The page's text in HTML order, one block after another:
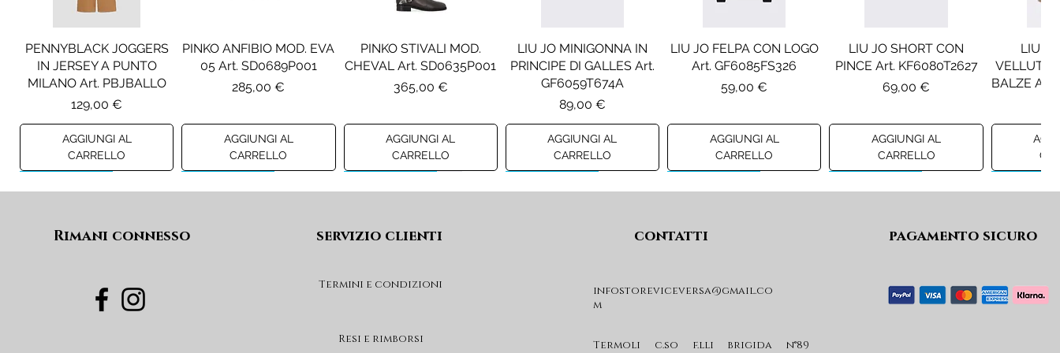
PENNYBLACK JOGGERS
IN JERSEY A PUNTO
MILANO Art. PBJBALLO
Prezzo
129,00 €
AGGIUNGI AL
CARRELLO
PINKO ANFIBIO MOD. EVA
05 Art. SD0689P001
Prezzo
285,00 €
AGGIUNGI AL
CARRELLO
PINKO STIVALI MOD.
CHEVAL Art. SD0635P001
Prezzo
365,00 €
AGGIUNGI AL
CARRELLO
LIU JO MINIGONNA IN
PRINCIPE DI GALLES Art.
GF6059T674A
Prezzo
89,00 €
AGGIUNGI AL
CARRELLO
LIU JO FELPA CON LOGO
Art. GF6085FS326
Prezzo
59,00 €
AGGIUNGI AL
CARRELLO
LIU JO SHORT CON
PINCE Art. KF6080T2627
Prezzo
69,00 €
AGGIUNGI AL
CARRELLO
LIU
VELLUTO
BALZE
LIU JO GIACCA
GF6124D5070
DIESEL JEANS MOD. D-
J03151KXBUA
Prezzo
100,00 €
DIESEL MAGLIA MOD.
DIESEL
DIESEL GIACCA MOD.
Rimani connesso servizio clienti
Termini e condizioni
Resi e rimborsi
contatti
infostoreviceversa@gmail.co
m
Termoli c.so f.lli brigida n°89
pagamento sicuro